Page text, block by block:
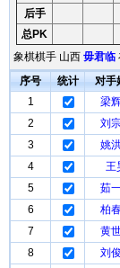
后手
总PK
象棋棋手 山西 毋君临
序号
统计 对手
1
梁
2
刘
3
姚
4
王
5
茹
6
柏
7
黄
8
刘